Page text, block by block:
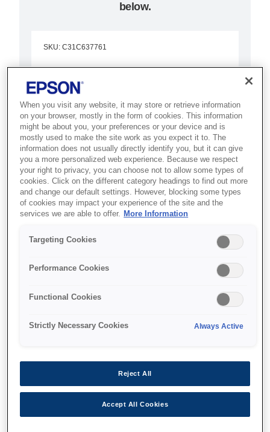
below.
SKU: C31C637761
Intelligent Printer,
Black, EU
Best for under-counter POS
setups that need a compact,
front-loading thermal receipt
printer.
Front-loading paper feed
Find support
Функції
When you visit any website, it may store or retrieve information
on your browser, mostly in the form of cookies. This information
might be about you, your preferences or your device and is
mostly used to make the site work as you expect it to. The
information does not usually directly identify you, but it can give
you a more personalized web experience. Because we respect
your right to privacy, you can choose not to allow some types of
cookies. Click on the different category headings to find out more
and change our default settings. However, blocking some types
of cookies may impact your experience of the site and the
services we are able to offer. More Information
Targeting Cookies
Performance Cookies
Functional Cookies
Strictly Necessary Cookies Always Active
Reject All
Accept All Cookies